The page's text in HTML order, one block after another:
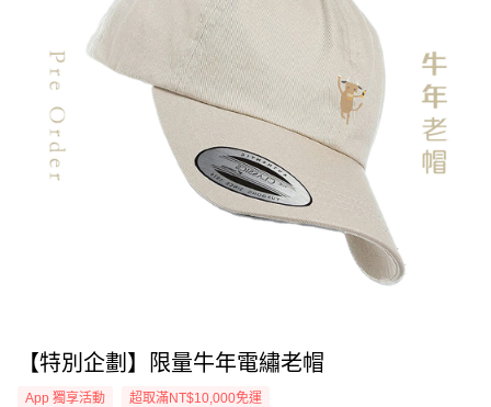
【特別企劃】限量牛年電繡老帽
App 獨享活動 超取滿NT$10,000免運